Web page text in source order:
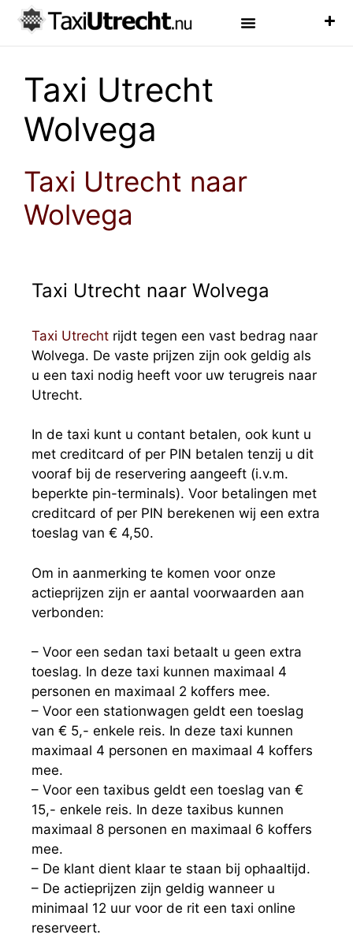
Taxi Utrecht
Wolvega
Taxi Utrecht naar
Wolvega
Taxi Utrecht naar Wolvega
Taxi Utrecht rijdt tegen een vast bedrag naar
Wolvega. De vaste prijzen zijn ook geldig als
u een taxi nodig heeft voor uw terugreis naar
Utrecht.
In de taxi kunt u contant betalen, ook kunt u
met creditcard of per PIN betalen tenzij u dit
vooraf bij de reservering aangeeft (i.v.m.
beperkte pin-terminals). Voor betalingen met
creditcard of per PIN berekenen wij een extra
toeslag van € 4,50.
Om in aanmerking te komen voor onze
actieprijzen zijn er aantal voorwaarden aan
verbonden:
– Voor een sedan taxi betaalt u geen extra
toeslag. In deze taxi kunnen maximaal 4
personen en maximaal 2 koffers mee.
– Voor een stationwagen geldt een toeslag
van € 5,- enkele reis. In deze taxi kunnen
maximaal 4 personen en maximaal 4 koffers
mee.
– Voor een taxibus geldt een toeslag van €
15,- enkele reis. In deze taxibus kunnen
maximaal 8 personen en maximaal 6 koffers
mee.
– De klant dient klaar te staan bij ophaaltijd.
– De actieprijzen zijn geldig wanneer u
minimaal 12 uur voor de rit een taxi online
reserveert.